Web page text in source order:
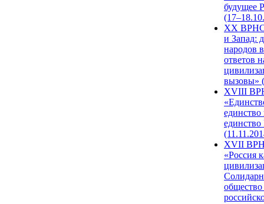
будущее
XX ВРНС
и Запад:
народов
ответов
вызовы»
XVIII
единство
единство
XVII
«Россия